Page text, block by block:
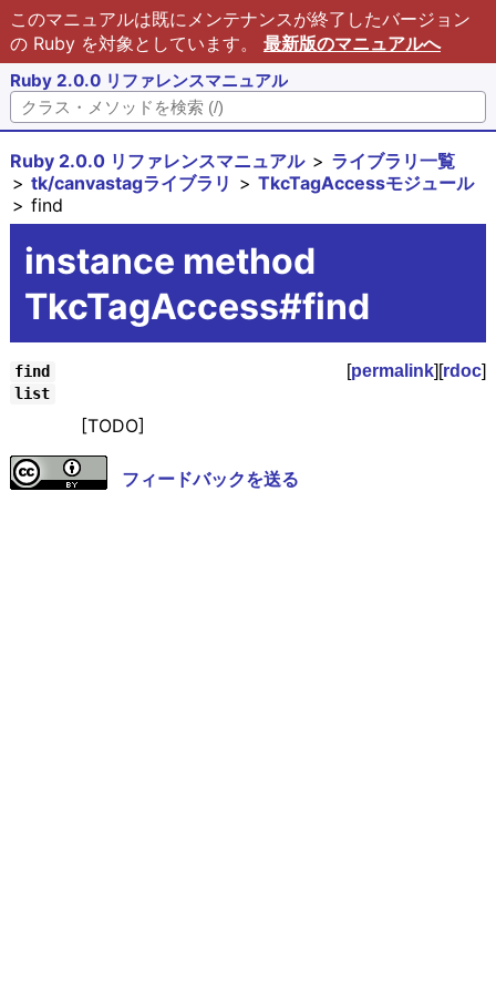
このマニュアルは既にメンテナンスが終了したバージョン
の Ruby を対象としています。 最新版のマニュアルへ
Ruby 2.0.0 リファレンスマニュアル
Ruby 2.0.0 リファレンスマニュアル
ライブラリ一覧
tk/canvastagライブラリ
TkcTagAccessモジュール
find
instance method
TkcTagAccess#find
find [permalink][rdoc]
list
[TODO]
フィードバックを送る